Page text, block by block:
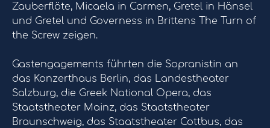
Zauberflöte, Micaela in Carmen, Gretel in Hänsel
und Gretel und Governess in Brittens The Turn of
the Screw zeigen.
Gastengagements führten die Sopranistin an
das Konzerthaus Berlin, das Landestheater
Salzburg, die Greek National Opera, das
Staatstheater Mainz, das Staatstheater
Braunschweig, das Staatstheater Cottbus, das